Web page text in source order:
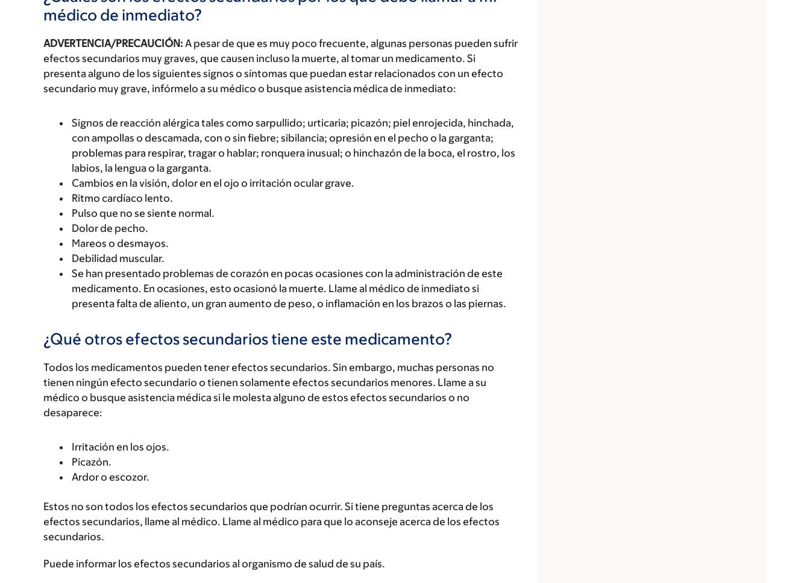
médico de inmediato?
ADVERTENCIA/PRECAUCIÓN: A pesar de que es muy poco frecuente, algunas personas pueden sufrir
efectos secundarios muy graves, que causen incluso la muerte, al tomar un medicamento. Si
presenta alguno de los siguientes signos o síntomas que puedan estar relacionados con un efecto
secundario muy grave, infórmelo a su médico o busque asistencia médica de inmediato:
Signos de reacción alérgica tales como sarpullido; urticaria; picazón; piel enrojecida, hinchada,
con ampollas o descamada, con o sin fiebre; sibilancia; opresión en el pecho o la garganta;
problemas para respirar, tragar o hablar; ronquera inusual; o hinchazón de la boca, el rostro, los
labios, la lengua o la garganta.
Cambios en la visión, dolor en el ojo o irritación ocular grave.
Ritmo cardíaco lento.
Pulso que no se siente normal.
Dolor de pecho.
Mareos o desmayos.
Debilidad muscular.
Se han presentado problemas de corazón en pocas ocasiones con la administración de este
medicamento. En ocasiones, esto ocasionó la muerte. Llame al médico de inmediato si
presenta falta de aliento, un gran aumento de peso, o inflamación en los brazos o las piernas.
¿Qué otros efectos secundarios tiene este medicamento?
Todos los medicamentos pueden tener efectos secundarios. Sin embargo, muchas personas no
tienen ningún efecto secundario o tienen solamente efectos secundarios menores. Llame a su
médico o busque asistencia médica si le molesta alguno de estos efectos secundarios o no
desaparece:
Irritación en los ojos.
Picazón.
Ardor o escozor.
Estos no son todos los efectos secundarios que podrían ocurrir. Si tiene preguntas acerca de los
efectos secundarios, llame al médico. Llame al médico para que lo aconseje acerca de los efectos
secundarios.
Puede informar los efectos secundarios al organismo de salud de su país.